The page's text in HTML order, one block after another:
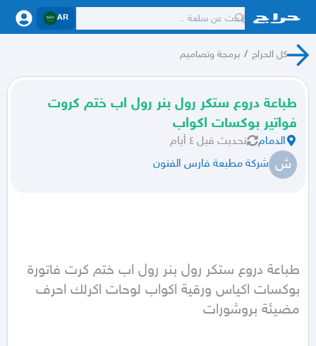
AR
كل الحراج / برمجة وتصاميم
طباعة دروع ستكر رول بنر رول اب ختم كروت
فواتير بوكسات اكواب
الدمام تحديث قبل ٤ أيام
ش شركة مطبعة فارس الفنون
مضيئة بروشورات